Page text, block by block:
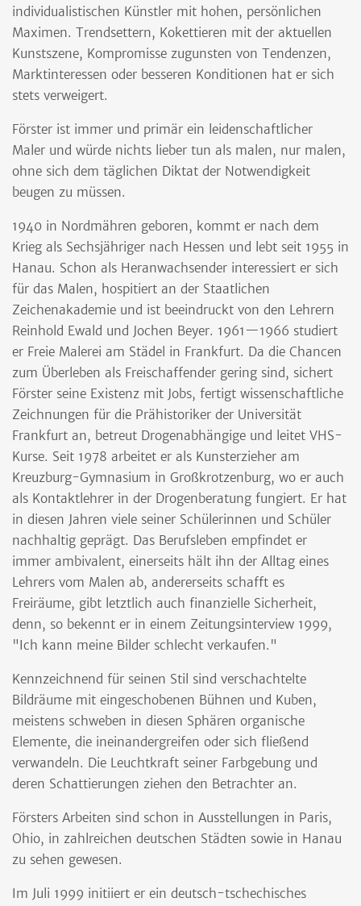
individualistischen Künstler mit hohen, persönlichen
Maximen. Trendsettern, Kokettieren mit der aktuellen
Kunstszene, Kompromisse zugunsten von Tendenzen,
Marktinteressen oder besseren Konditionen hat er sich
stets verweigert.
Förster ist immer und primär ein leidenschaftlicher
Maler und würde nichts lieber tun als malen, nur malen,
ohne sich dem täglichen Diktat der Notwendigkeit
beugen zu müssen.
1940 in Nordmähren geboren, kommt er nach dem
Krieg als Sechsjähriger nach Hessen und lebt seit 1955 in
Hanau. Schon als Heranwachsender interessiert er sich
für das Malen, hospitiert an der Staatlichen
Zeichenakademie und ist beeindruckt von den Lehrern
Reinhold Ewald und Jochen Beyer. 1961—1966 studiert
er Freie Malerei am Städel in Frankfurt. Da die Chancen
zum Überleben als Freischaffender gering sind, sichert
Förster seine Existenz mit Jobs, fertigt wissenschaftliche
Zeichnungen für die Prähistoriker der Universität
Frankfurt an, betreut Drogenabhängige und leitet VHS-
Kurse. Seit 1978 arbeitet er als Kunsterzieher am
Kreuzburg-Gymnasium in Großkrotzenburg, wo er auch
als Kontaktlehrer in der Drogenberatung fungiert. Er hat
in diesen Jahren viele seiner Schülerinnen und Schüler
nachhaltig geprägt. Das Berufsleben empfindet er
immer ambivalent, einerseits hält ihn der Alltag eines
Lehrers vom Malen ab, andererseits schafft es
Freiräume, gibt letztlich auch finanzielle Sicherheit,
denn, so bekennt er in einem Zeitungsinterview 1999,
"Ich kann meine Bilder schlecht verkaufen."
Kennzeichnend für seinen Stil sind verschachtelte
Bildräume mit eingeschobenen Bühnen und Kuben,
meistens schweben in diesen Sphären organische
Elemente, die ineinandergreifen oder sich fließend
verwandeln. Die Leuchtkraft seiner Farbgebung und
deren Schattierungen ziehen den Betrachter an.
Försters Arbeiten sind schon in Ausstellungen in Paris,
Ohio, in zahlreichen deutschen Städten sowie in Hanau
zu sehen gewesen.
Im Juli 1999 initiiert er ein deutsch-tschechisches